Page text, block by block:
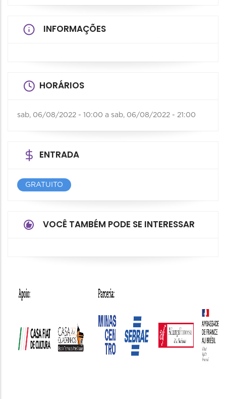
INFORMAÇÕES
HORÁRIOS
sab, 06/08/2022 - 10:00 a sab, 06/08/2022 - 21:00
ENTRADA
GRATUITO
VOCÊ TAMBÉM PODE SE INTERESSAR